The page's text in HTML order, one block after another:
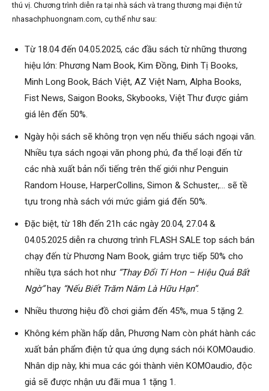
thú vị. Chương trình diễn ra tại nhà sách và trang thương mại điện tử
nhasachphuongnam.com, cụ thể như sau:
Từ 18.04 đến 04.05.2025, các đầu sách từ những thương
hiệu lớn: Phương Nam Book, Kim Đồng, Đinh Tị Books,
Minh Long Book, Bách Việt, AZ Việt Nam, Alpha Books,
Fist News, Saigon Books, Skybooks, Việt Thư được giảm
giá lên đến 50%.
Ngày hội sách sẽ không trọn vẹn nếu thiếu sách ngoại văn.
Nhiều tựa sách ngoại văn phong phú, đa thể loại đến từ
các nhà xuất bản nổi tiếng trên thế giới như Penguin
Random House, HarperCollins, Simon & Schuster,… sẽ tề
tựu trong nhà sách với mức giảm giá đến 50%.
Đặc biệt, từ 18h đến 21h các ngày 20.04, 27.04 &
04.05.2025 diễn ra chương trình FLASH SALE top sách bán
chạy đến từ Phương Nam Book, giảm trực tiếp 50% cho
nhiều tựa sách hot như “Thay Đổi Tí Hon – Hiệu Quả Bất
Ngờ”hay “Nếu Biết Trăm Năm Là Hữu Hạn”.
Nhiều thương hiệu đồ chơi giảm đến 45%, mua 5 tặng 2.
Không kém phần hấp dẫn, Phương Nam còn phát hành các
xuất bản phẩm điện tử qua ứng dụng sách nói KOMOaudio.
Nhân dịp này, khi mua các gói thành viên KOMOaudio, độc
giả sẽ được nhận ưu đãi mua 1 tặng 1.